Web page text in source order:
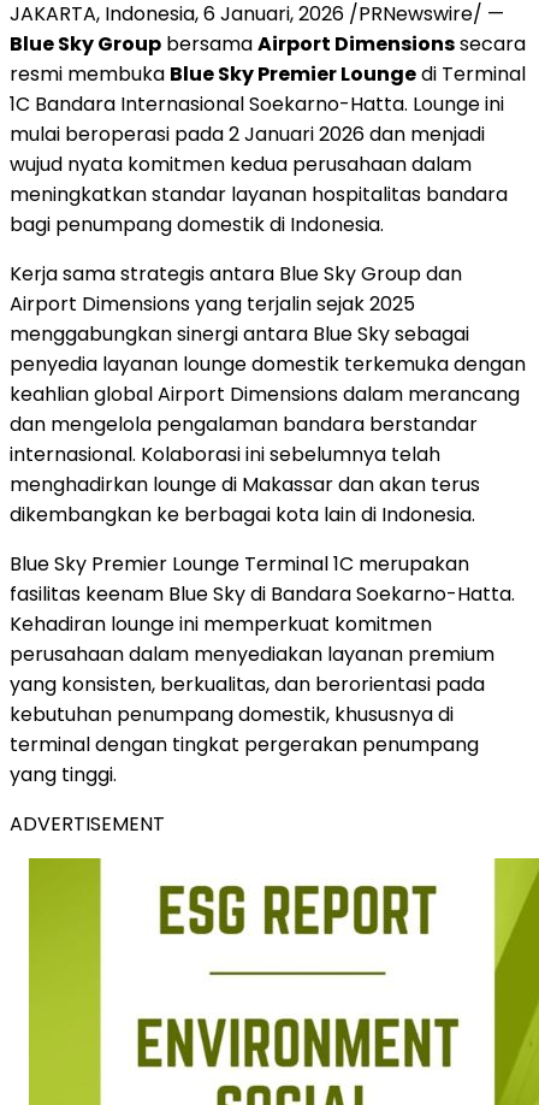
JAKARTA, Indonesia,6 Januari, 2026 /PRNewswire/ —
Blue Sky Group bersamaAirport Dimensionssecara
resmi membuka Blue Sky Premier Loungedi Terminal
1C Bandara Internasional Soekarno-Hatta. Lounge ini
mulai beroperasi pada 2 Januari 2026 dan menjadi
wujud nyata komitmen kedua perusahaan dalam
meningkatkan standar layanan hospitalitas bandara
bagi penumpang domestik di Indonesia.
Kerja sama strategis antara Blue Sky Group dan
Airport Dimensions yang terjalin sejak 2025
menggabungkan sinergi antara Blue Sky sebagai
penyedia layanan lounge domestik terkemuka dengan
keahlian global Airport Dimensions dalam merancang
dan mengelola pengalaman bandara berstandar
internasional. Kolaborasi ini sebelumnya telah
menghadirkan lounge di Makassar dan akan terus
dikembangkan ke berbagai kota lain di Indonesia.
Blue Sky Premier Lounge Terminal 1C merupakan
fasilitas keenam Blue Sky di Bandara Soekarno-Hatta.
Kehadiran lounge ini memperkuat komitmen
perusahaan dalam menyediakan layanan premium
yang konsisten, berkualitas, dan berorientasi pada
kebutuhan penumpang domestik, khususnya di
terminal dengan tingkat pergerakan penumpang
yang tinggi.
ADVERTISEMENT